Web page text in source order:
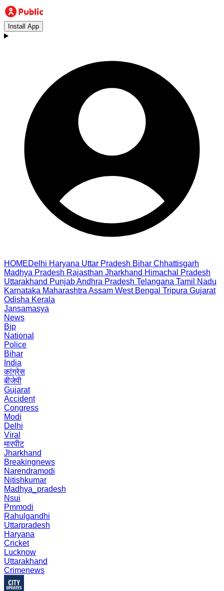
Install App
HOMEDelhi Haryana Uttar Pradesh Bihar Chhattisgarh
Madhya Pradesh Rajasthan Jharkhand Himachal Pradesh
Uttarakhand PunjabAndhra Pradesh Telangana Tamil Nadu
Karnataka Maharashtra Assam West Bengal Tripura Gujarat
Odisha Kerala
Jansamasya
News
Bjp
National
Police
Bihar
India
कांग्रेस
बीजेपी
Gujarat
Accident
Congress
Modi
Delhi
Viral
मारपीट
Jharkhand
Breakingnews
Narendramodi
Nitishkumar
Madhya_pradesh
Nsui
Pmmodi
Rahulgandhi
Uttarpradesh
Haryana
Cricket
Lucknow
Uttarakhand
Crimenews